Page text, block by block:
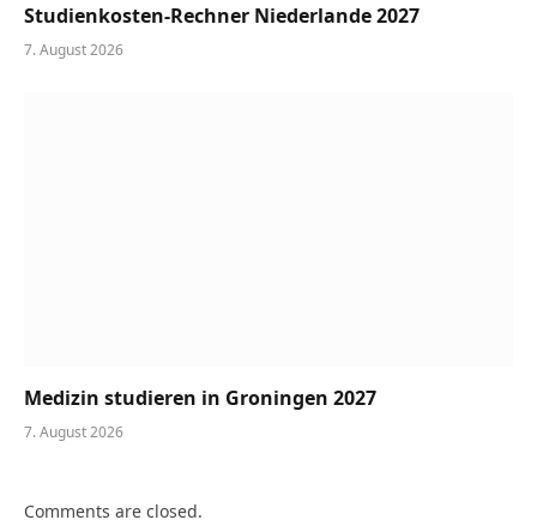
Studienkosten-Rechner Niederlande 2027
7. August 2026
Medizin studieren in Groningen 2027
7. August 2026
Comments are closed.